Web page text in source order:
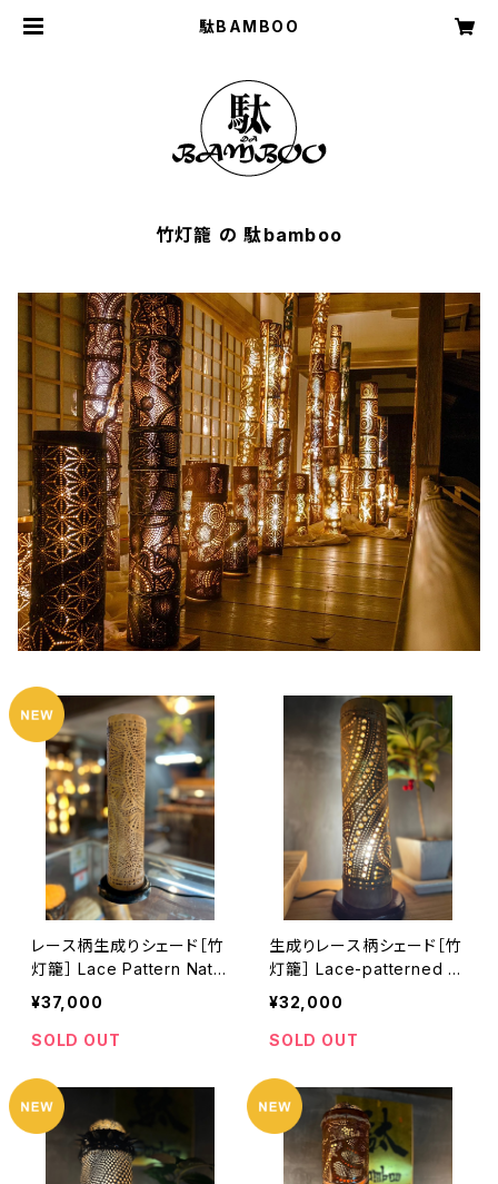
駄BAMBOO
竹灯籠 の 駄bamboo
レース柄生成りシェード［竹
灯籠］ Lace Pattern Natu
ral Shade [Bamboo Lant
ern]
¥37,000
SOLD OUT
生成りレース柄シェード［竹
灯籠］ Lace-patterned n
on coated Shade [Bamb
oo Lantern]
¥32,000
SOLD OUT